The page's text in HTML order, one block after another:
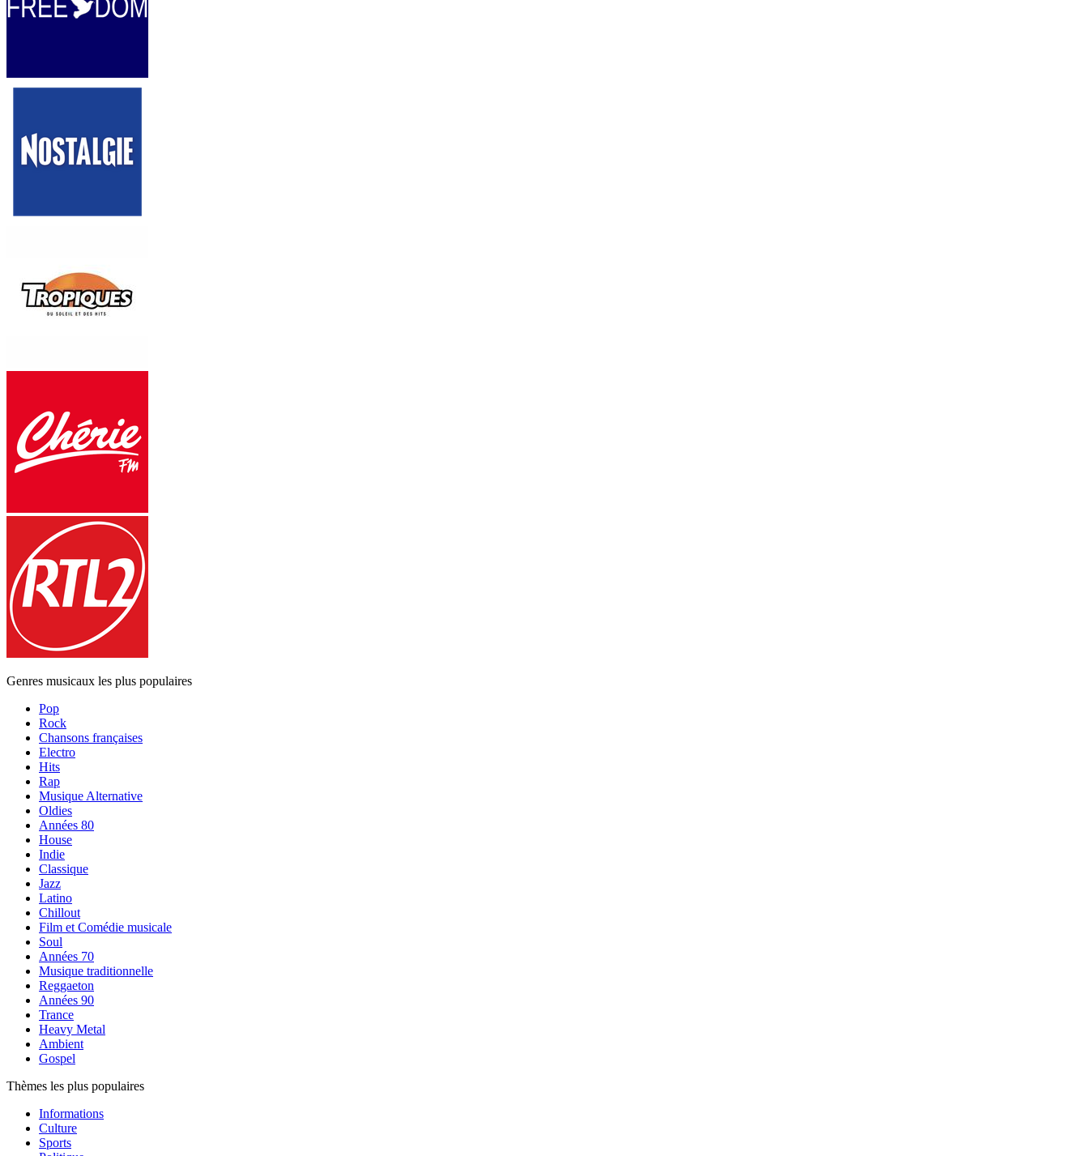
Genres musicaux les plus populaires
Pop
Rock
Chansons françaises
Electro
Hits
Rap
Musique Alternative
Oldies
Années 80
House
Indie
Classique
Jazz
Latino
Chillout
Film et Comédie musicale
Soul
Années 70
Musique traditionnelle
Reggaeton
Années 90
Trance
Heavy Metal
Ambient
Gospel
Thèmes les plus populaires
Informations
Culture
Sports